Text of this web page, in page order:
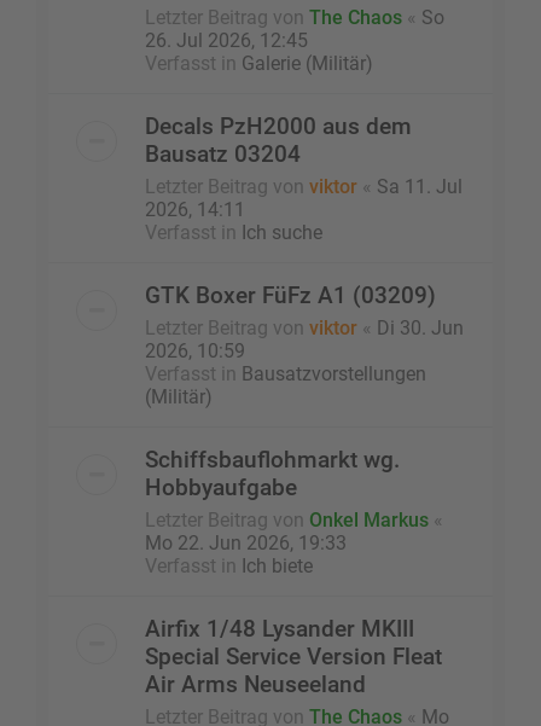
Letzter Beitrag von The Chaos « So
26. Jul 2026, 12:45
Verfasst in Galerie (Militär)
Decals PzH2000 aus dem
Bausatz 03204
Letzter Beitrag von viktor « Sa 11. Jul
2026, 14:11
Verfasst in Ich suche
GTK Boxer FüFz A1 (03209)
Letzter Beitrag von viktor « Di 30. Jun
2026, 10:59
Verfasst in Bausatzvorstellungen
(Militär)
Schiffsbauflohmarkt wg.
Hobbyaufgabe
Letzter Beitrag von Onkel Markus «
Mo 22. Jun 2026, 19:33
Verfasst in Ich biete
Airfix 1/48 Lysander MKIII
Special Service Version Fleat
Air Arms Neuseeland
Letzter Beitrag von The Chaos « Mo